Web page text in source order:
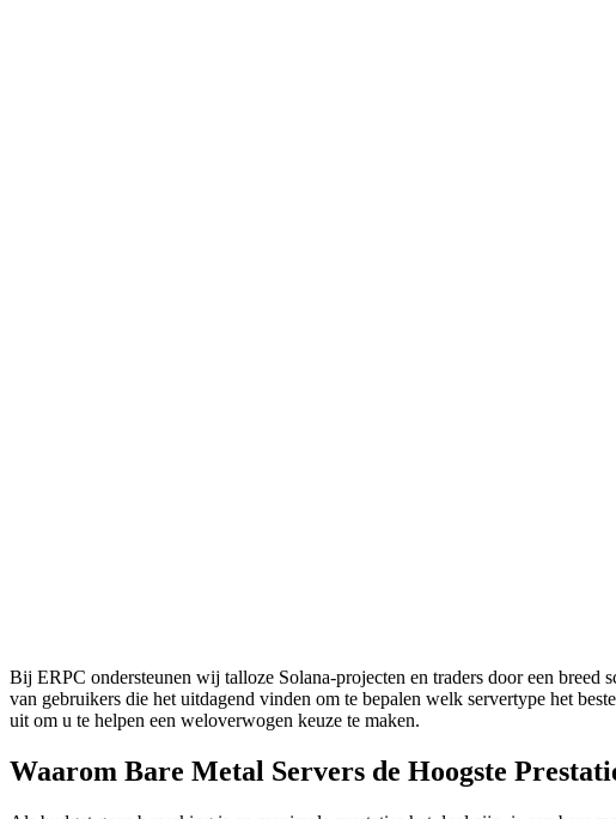
Bij ERPC ondersteunen wij talloze Solana-projecten en traders door een breed
van gebruikers die het uitdagend vinden om te bepalen welk servertype het
uit om u te helpen een weloverwogen keuze te maken.
Waarom Bare Metal Servers de Hoogste